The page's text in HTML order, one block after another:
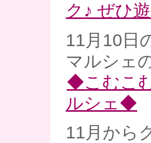
ク♪ ぜひ
11月10日
マルシェ
◆こむこ
ルシェ◆
11月から